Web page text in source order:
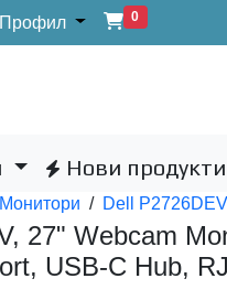
Профил 0
Нови продукти
Монитори / Dell P2726DEV
27" Webcam
USB-C Hub,